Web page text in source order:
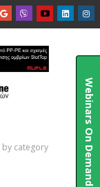

by category
Webinars On Demand